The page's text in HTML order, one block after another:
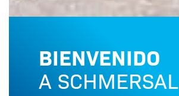
BIENVENIDO
A SCHMERSAL